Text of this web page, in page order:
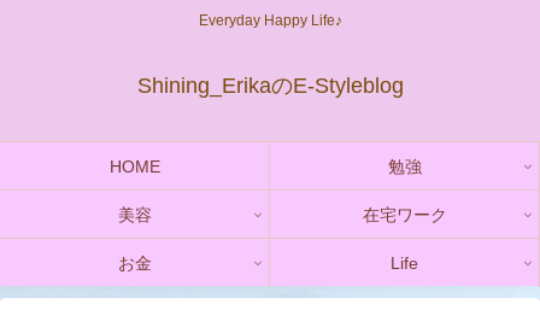
Everyday Happy Life♪
Shining_ErikaのE-Styleblog
HOME 勉強
美容 在宅ワーク
お金 Life